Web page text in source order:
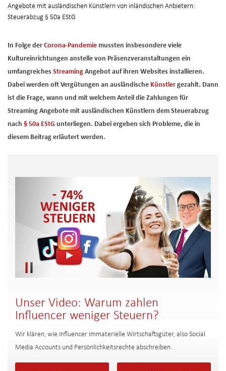
Angebote mit ausländischen Künstlern von inländischen Anbietern:
Steuerabzug § 50a EStG
In Folge der Corona-Pandemie mussten insbesondere viele
Kultureinrichtungen anstelle von Präsenzveranstaltungen ein
umfangreiches Streaming Angebot auf ihren Websites installieren.
Dabei werden oft Vergütungen an ausländische Künstler gezahlt. Dann
ist die Frage, wann und mit welchem Anteil die Zahlungen für
Streaming Angebote mit ausländischen Künstlern dem Steuerabzug
nach § 50a EStG unterliegen. Dabei ergeben sich Probleme, die in
diesem Beitrag erläutert werden.
Unser Video: Warum zahlen
Influencer weniger Steuern?
Wir klären, wie Influencer immaterielle Wirtschaftsgüter, also Social
Media Accounts und Persönlichkeitsrechte abschreiben.